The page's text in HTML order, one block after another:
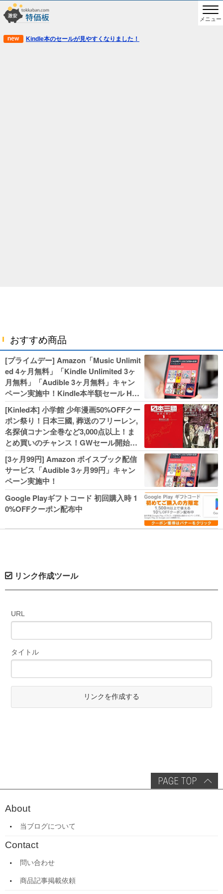
メニュー
Kindle本のセールが見やすくなりました！
おすすめ商品
[プライムデー] Amazon「Music Unlimit
ed 4ヶ月無料」「Kindle Unlimited 3ヶ
月無料」「Audible 3ヶ月無料」キャン
ペーン実施中！Kindle本半額セール HU
NTER×HUNTERなど集英社、無職転生,
幼女戦記などKADOKAWA、キャプテン
翼100円セールも！
[Kinled本] 小学館 少年漫画50%OFFクー
ポン祭り！日本三國, 葬送のフリーレン,
名探偵コナン全巻など3,000点以上！ま
とめ買いのチャンス！GWセール開始！
人気コミック多数 カドカワ祭やIT関連本
がセールに！
[3ヶ月99円] Amazon ボイスブック配信
サービス「Audible 3ヶ月99円」キャン
ペーン実施中！
Google Playギフトコード 初回購入時 1
0%OFFクーポン配布中
リンク作成ツール
URL
タイトル
リンクを作成する
About
当ブログについて
Contact
問い合わせ
商品記事掲載依頼